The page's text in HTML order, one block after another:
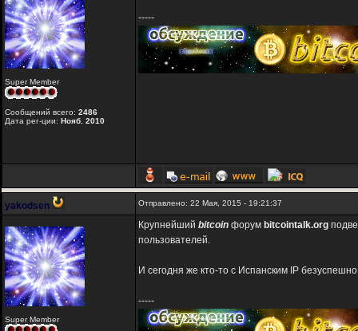
Super Member
Сообщений всего: 2486
Дата рег-ции: Нояб. 2010
-----
yakodsen Отправлено: 22 Мая, 2015 - 19:21:37
Super Member
Крупнейший bitcoin форум bitcointalk.org
пользователей.
И сегодня же кто-то с Испанским IP
-----